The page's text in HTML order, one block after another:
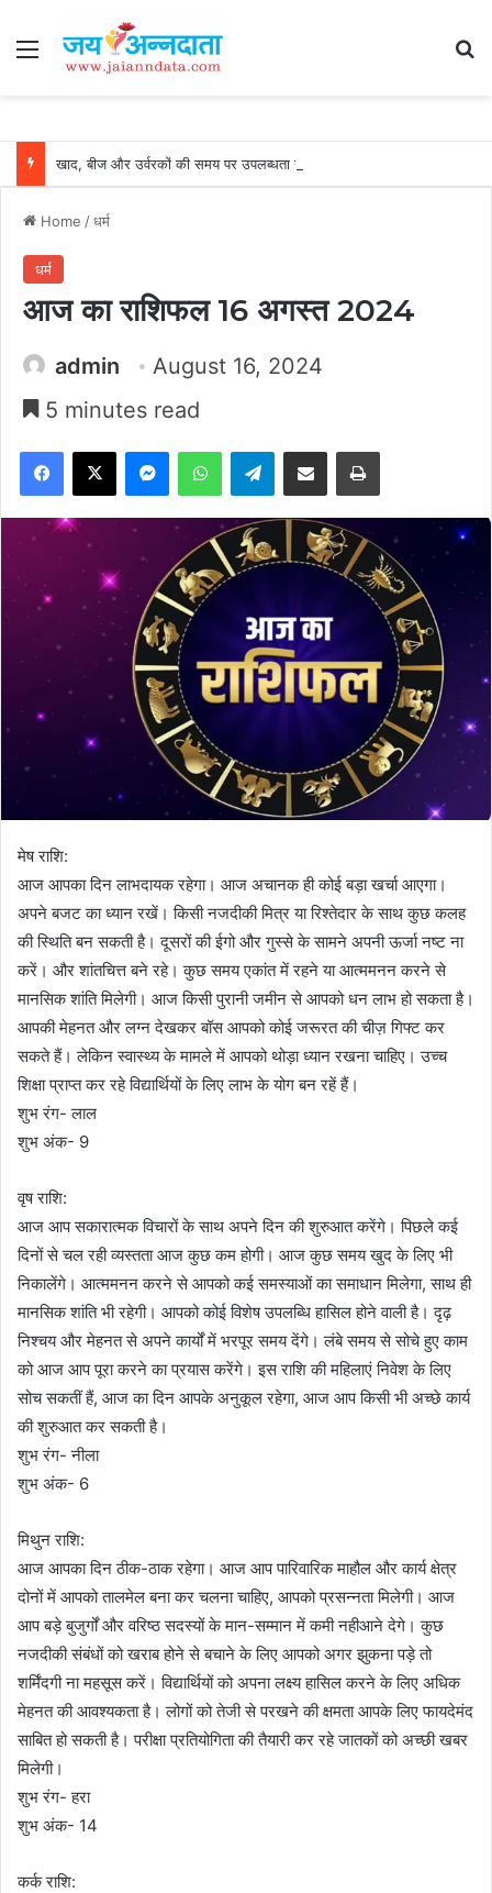
Menu
Home /धर्म
धर्म
आज का राशिफल 16 अगस्त 2024
admin
August 16, 2024
5 minutes read
Facebook
X MessengerWhatsAppTelegramShare via Email Print
मेष राशि:
आज आपका दिन लाभदायक रहेगा। आज अचानक ही कोई बड़ा खर्चा आएगा।
अपने बजट का ध्यान रखें। किसी नजदीकी मित्र या रिश्तेदार के साथ कुछ कलह
की स्थिति बन सकती है। दूसरों की ईगो और गुस्से के सामने अपनी ऊर्जा नष्ट ना
करें। और शांतचित्त बने रहे। कुछ समय एकांत में रहने या आत्ममनन करने से
मानसिक शांति मिलेगी। आज किसी पुरानी जमीन से आपको धन लाभ हो सकता है।
आपकी मेहनत और लग्न देखकर बॉस आपको कोई जरूरत की चीज़ गिफ्ट कर
सकते हैं। लेकिन स्वास्थ्य के मामले में आपको थोड़ा ध्यान रखना चाहिए। उच्च
शिक्षा प्राप्त कर रहे विद्यार्थियों के लिए लाभ के योग बन रहें हैं।
शुभ रंग- लाल
शुभ अंक- 9
वृष राशि:
आज आप सकारात्मक विचारों के साथ अपने दिन की शुरुआत करेंगे। पिछले कई
दिनों से चल रही व्यस्तता आज कुछ कम होगी। आज कुछ समय खुद के लिए भी
निकालेंगे। आत्ममनन करने से आपको कई समस्याओं का समाधान मिलेगा, साथ ही
मानसिक शांति भी रहेगी। आपको कोई विशेष उपलब्धि हासिल होने वाली है। दृढ़
निश्चय और मेहनत से अपने कार्यों में भरपूर समय देंगे। लंबे समय से सोचे हुए काम
को आज आप पूरा करने का प्रयास करेंगे। इस राशि की महिलाएं निवेश के लिए
सोच सकतीं हैं, आज का दिन आपके अनुकूल रहेगा, आज आप किसी भी अच्छे कार्य
की शुरुआत कर सकती है।
शुभ रंग- नीला
शुभ अंक- 6
मिथुन राशि:
आज आपका दिन ठीक-ठाक रहेगा। आज आप पारिवारिक माहौल और कार्य क्षेत्र
दोनों में आपको तालमेल बना कर चलना चाहिए, आपको प्रसन्नता मिलेगी। आज
आप बड़े बुजुर्गों और वरिष्ठ सदस्यों के मान-सम्मान में कमी नहीआने देगे। कुछ
नजदीकी संबंधों को खराब होने से बचाने के लिए आपको अगर झुकना पड़े तो
शर्मिंदगी ना महसूस करें। विद्यार्थियों को अपना लक्ष्य हासिल करने के लिए अधिक
मेहनत की आवश्यकता है। लोगों को तेजी से परखने की क्षमता आपके लिए फायदेमंद
साबित हो सकती है। परीक्षा प्रतियोगिता की तैयारी कर रहे जातकों को अच्छी खबर
मिलेगी।
शुभ रंग- हरा
शुभ अंक- 14
कर्क राशि: